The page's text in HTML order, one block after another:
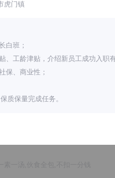
虎门镇
白班；
、工龄津贴，介绍新员工成功入职
保、商业性；
质保量完成任务。